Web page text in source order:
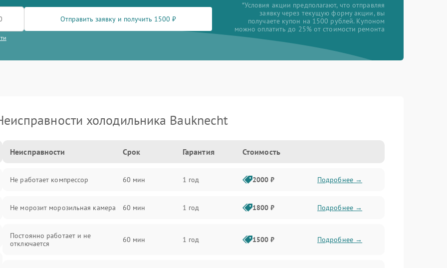
Отправить заявку и получить 1500 ₽
*Условия акции предполагают, что отправляя
заявку через текущую форму акции, вы
получаете купон на 1500 рублей. Купоном
можно оплатить до 25% от стоимости ремонта
холодильника Bauknecht
Неисправности Срок Гарантия Стоимость
Не работает компрессор 60 мин 1 год 2000 ₽ Подробнее →
Не морозит морозильная камера 60 мин 1 год 1800 ₽ Подробнее →
Постоянно работает и не
отключается
60 мин 1 год 1500 ₽ Подробнее →